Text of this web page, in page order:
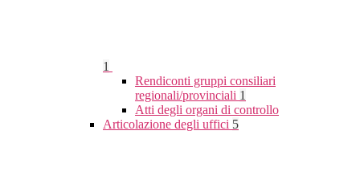
1
Rendiconti gruppi consiliari
regionali/provinciali 1
Atti degli organi di controllo
Articolazione degli uffici 5